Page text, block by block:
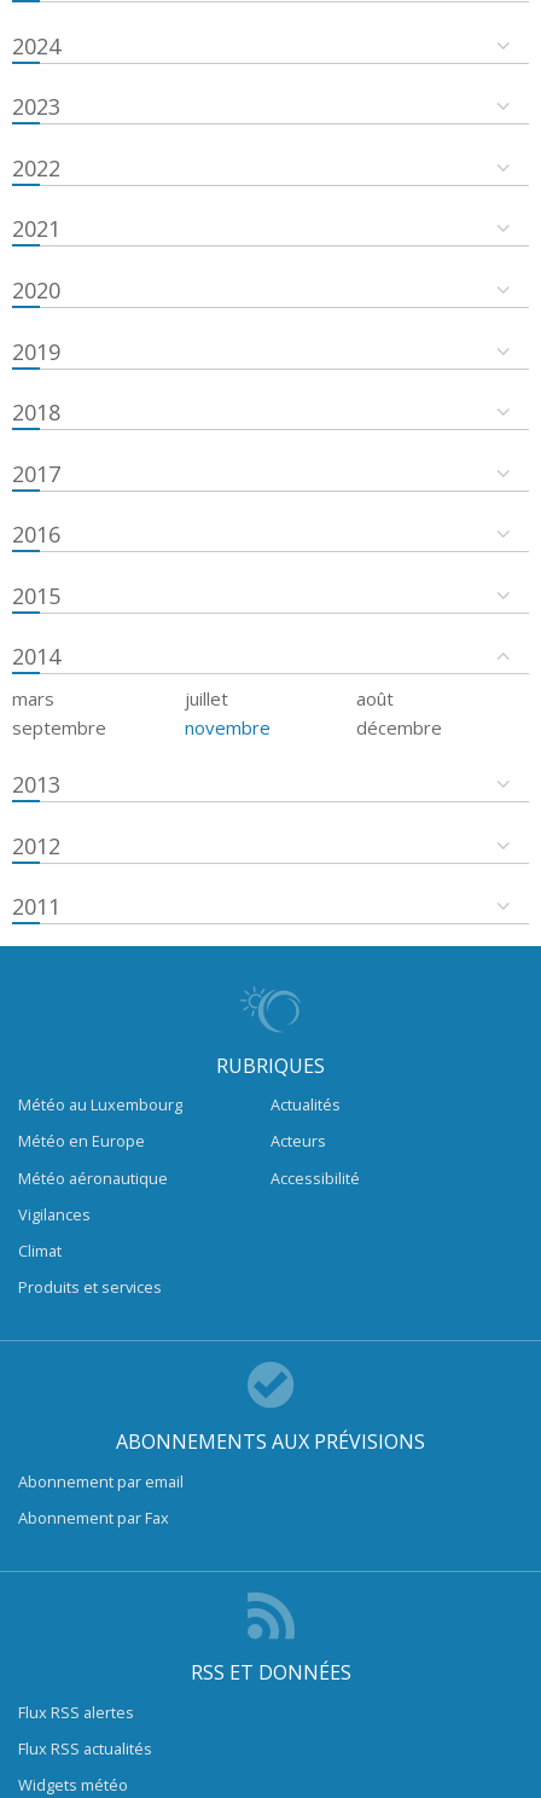
2024
2023
2022
2021
2020
2019
2018
2017
2016
2015
2014
mars juillet
août
septembre
novembre décembre
2013
2012
2011
RUBRIQUES
Météo au Luxembourg
Météo en Europe
Météo aéronautique
Vigilances
Climat
Produits et services
Actualités
Acteurs
Accessibilité
ABONNEMENTS AUX PRÉVISIONS
Abonnement par email
Abonnement par Fax
RSS ET DONNÉES
Flux RSS alertes
Flux RSS actualités
Widgets météo